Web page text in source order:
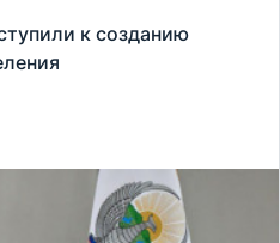
к созданию